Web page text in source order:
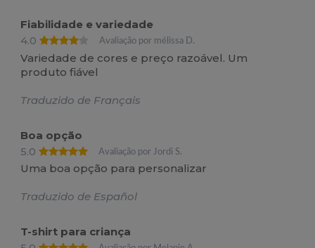
Fiabilidade e variedade
4.0
Avaliação por mélissa D.
Variedade de cores e preço razoável. Um
produto fiável
Traduzido de Français
Boa opção
5.0
Avaliação por Jordi S.
Uma boa opção para personalizar
Traduzido de Español
T-shirt para criança